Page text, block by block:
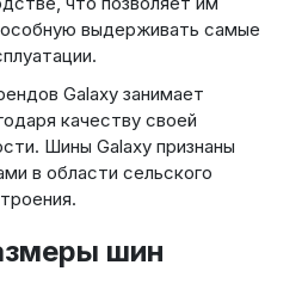
выдерживать самые
Galaxy занимает
качеству своей
Шины Galaxy признаны
в области сельского
шин